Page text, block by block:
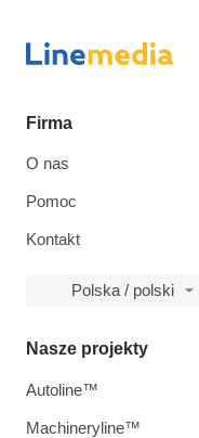
Firma
O nas
Pomoc
Kontakt
Polska / polski
Nasze projekty
Autoline™
Machineryline™